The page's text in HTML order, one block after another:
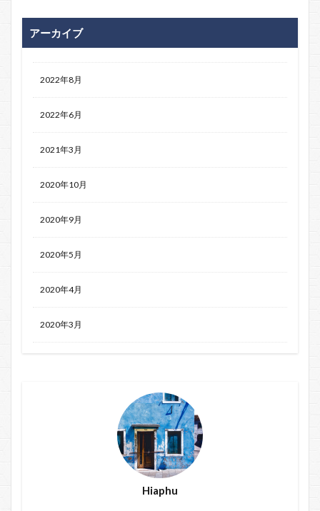
アーカイブ
2022年8月
2022年6月
2021年3月
2020年10月
2020年9月
2020年5月
2020年4月
2020年3月
Hiaphu